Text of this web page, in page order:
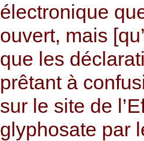
électronique
ouvert, mais
que les
prêtant à
sur le site de
glyphosate par